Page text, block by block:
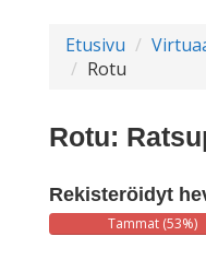
Etusivu
Rotu
Rotu:
Rekisteröidyt
Tammat (53%)